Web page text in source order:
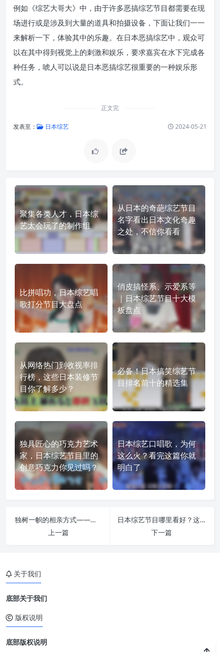
例如《综艺大哥大》中，由于许多恶搞综艺节目都需要在现
场进行或是涉及到大量的道具和拍摄设备，下面让我们一一
来解析一下，体验其中的乐趣。在日本恶搞综艺中，观众可
以在其中得到视觉上的刺激和娱乐，要求嘉宾在水下完成各
种任务，唬人可以说是日本恶搞综艺很重要的一种娱乐形
式。
正文完
发表至： 日本综艺 2024-05-21
聚集各类人才，日本综
艺太会玩了的制作组
从日本的奇葩综艺节目
名字看出日本文化奇趣
之处，不信你看看
比拼唱功，日本综艺唱
歌打分节目大盘点
俏皮搞怪系、示爱系等
｜日本综艺节目十大模
板盘点
从网络热门到收视率排
行榜，这些日本装修节
目你了解多少？
必备！日本搞笑综艺节
目排名前十的精选集
独具匠心的巧克力艺术
家，日本综艺节目里的
创意巧克力你见过吗？
日本综艺口唱歌，为何
这么火？看完这篇你就
明白了
独树一帜的相亲方式——《先接吻再恋爱》打破传统相亲模式引人关注
上一篇
日本综艺节目哪里看好？这5大网站免费无广告，清晰畅享
下一篇
关于我们
底部关于我们
版权说明
底部版权说明